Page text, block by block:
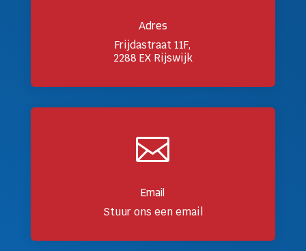
Adres
Frijdastraat 11F,
2288 EX Rijswijk

Email
Stuur ons een email